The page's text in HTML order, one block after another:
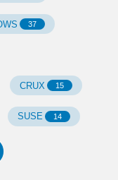
37
CRUX 15
SUSE 14